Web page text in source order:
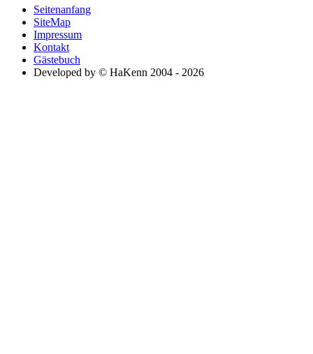
Seitenanfang
SiteMap
Impressum
Kontakt
Gästebuch
Developed by © HaKenn 2004 - 2026